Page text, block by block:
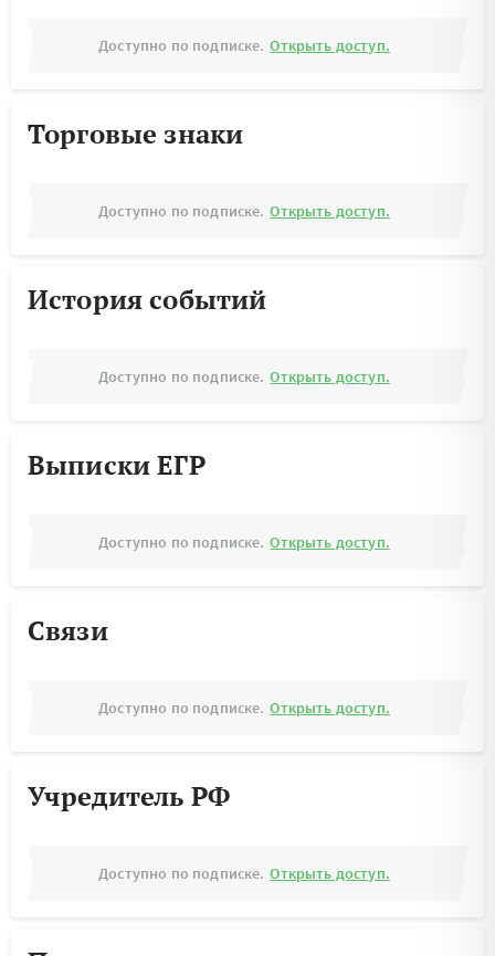
Доступно по подписке. Открыть доступ.
Торговые знаки
Доступно по подписке. Открыть доступ.
История событий
Доступно по подписке. Открыть доступ.
Выписки ЕГР
Доступно по подписке. Открыть доступ.
Связи
Доступно по подписке. Открыть доступ.
Учредитель РФ
Доступно по подписке. Открыть доступ.